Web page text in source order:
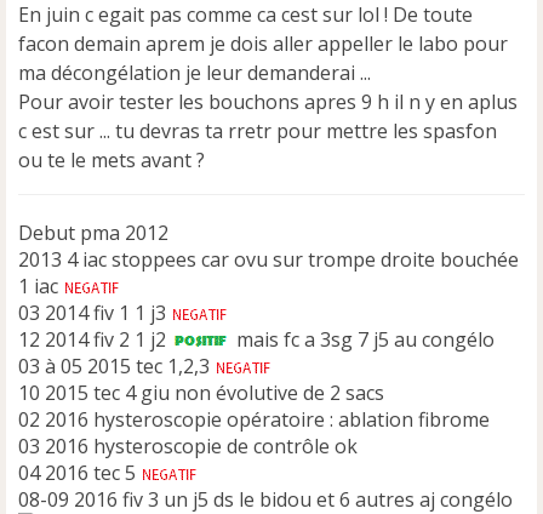
a
g
e
n
o
n
l
En juin c egait pas comme ca cest sur lol ! De toute
facon demain aprem je dois aller appeller le labo pour
ma décongélation je leur demanderai ...
Pour avoir tester les bouchons apres 9 h il n y en aplus
c est sur ... tu devras ta rretr pour mettre les spasfon
ou te le mets avant ?
Debut pma 2012
2013 4 iac stoppees car ovu sur trompe droite bouchée
1 iac
03 2014 fiv 1 1 j3
12 2014 fiv 2 1 j2
mais fc a 3sg 7 j5 au congélo
03 à 05 2015 tec 1,2,3
10 2015 tec 4 giu non évolutive de 2 sacs
02 2016 hysteroscopie opératoire : ablation fibrome
03 2016 hysteroscopie de contrôle ok
04 2016 tec 5
08-09 2016 fiv 3 un j5 ds le bidou et 6 autres aj congélo